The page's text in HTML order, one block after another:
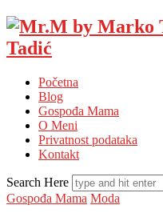
Tadić
Početna
Blog
Gospođa Mama
O Meni
Privatnost podataka
Kontakt
Search Here
Gospođa Mama Moda